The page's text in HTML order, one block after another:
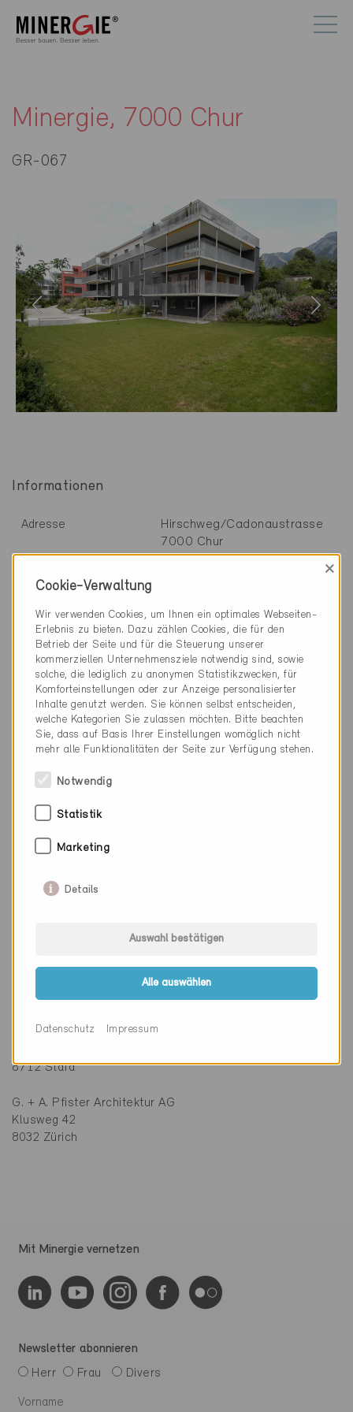
Minergie, 7000 Chur
GR-067
Informationen
Adresse
Hirschweg/Cadonaustrasse
7000 Chur
Zertifikatsnummer
Gebäudeeigenschaften MFH, Neubau, 871 m2
Baustandard
Minergie
Definitiv 23.2.2006
100% Holzfeuerung
Warmwasser
Gadola Energie
8712 Stäfa
G. + A. Pfister Architektur AG
Klusweg 42
8032 Zürich
Mit Minergie vernetzen
Newsletter abonnieren
Herr
Frau Divers
Cookie-Verwaltung
×
Wir verwenden Cookies, um Ihnen ein optimales Webseiten-
Erlebnis zu bieten. Dazu zählen Cookies, die für den
Betrieb der Seite und für die Steuerung unserer
kommerziellen Unternehmensziele notwendig sind, sowie
solche, die lediglich zu anonymen Statistikzwecken, für
Komforteinstellungen oder zur Anzeige personalisierter
Inhalte genutzt werden. Sie können selbst entscheiden,
welche Kategorien Sie zulassen möchten. Bitte beachten
Sie, dass auf Basis Ihrer Einstellungen womöglich nicht
mehr alle Funktionalitäten der Seite zur Verfügung stehen.
Notwendig
Statistik
Marketing
Details
Auswahl bestätigen
Alle auswählen
Datenschutz Impressum